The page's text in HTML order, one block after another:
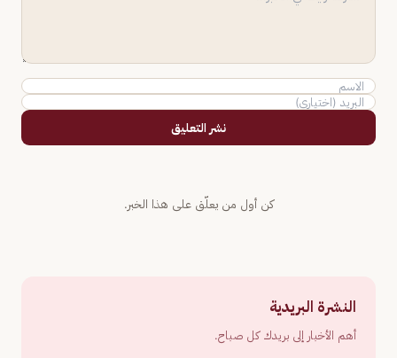
نشر التعليق
كن أول من يعلّق على هذا الخبر.
النشرة البريدية
أهم الأخبار إلى بريدك كل صباح.